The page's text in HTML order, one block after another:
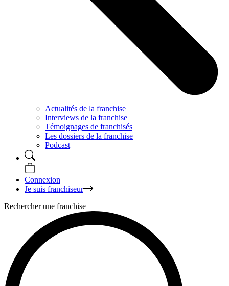
Actualités de la franchise
Interviews de la franchise
Témoignages de franchisés
Les dossiers de la franchise
Podcast
Connexion
Je suis franchiseur
Rechercher une franchise